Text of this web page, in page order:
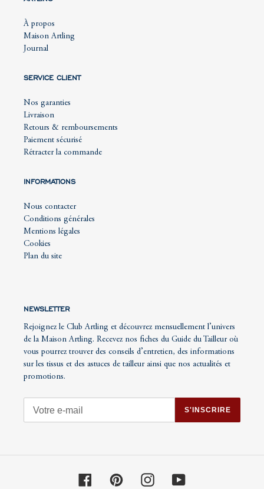
À propos
Maison Artling
Journal
SERVICE CLIENT
Nos garanties
Livraison
Retours & remboursements
Paiement sécurisé
Rétracter la commande
INFORMATIONS
Nous contacter
Conditions générales
Mentions légales
Cookies
Plan du site
NEWSLETTER
Rejoignez le Club Artling et découvrez mensuellement l’univers
de la Maison Artling. Recevez nos fiches du Guide du Tailleur où
vous pourrez trouver des conseils d’entretien, des informations
sur les tissus et des astuces de tailleur ainsi que nos actualités et
promotions.
S'INSCRIRE
FacebookPinterest Instagram